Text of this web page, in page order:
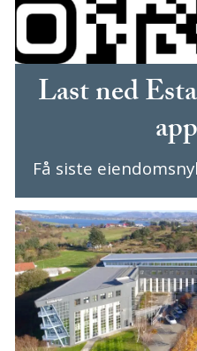
Last ned
Få siste